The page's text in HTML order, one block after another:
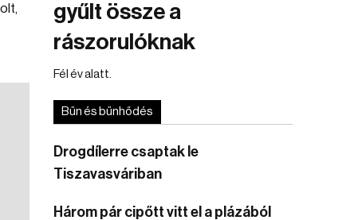
gyűlt össze a
rászorulóknak
Fél év alatt.
Bűn és bűnhődés
Drogdílerre csaptak le
Tiszavasváriban
Három pár cipőtt vitt el a plázából